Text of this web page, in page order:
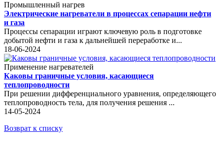
Промышленный нагрев
Электрические нагреватели в процессах сепарации нефти
и газа
Процессы сепарации играют ключевую роль в подготовке
добытой нефти и газа к дальнейшей переработке и...
18-06-2024
Применение нагревателей
Каковы граничные условия, касающиеся
теплопроводности
При решении дифференциального уравнения, определяющего
теплопроводность тела, для получения решения ...
14-05-2024
Возврат к списку